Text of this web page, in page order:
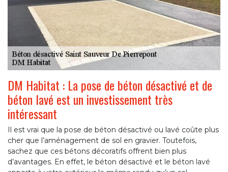
DM Habitat : La pose de béton désactivé et de
béton lavé est un investissement très
intéressant
Il est vrai que la pose de béton désactivé ou lavé coûte plus
cher que l’aménagement de sol en gravier. Toutefois,
sachez que ces bétons décoratifs offrent bien plus
d’avantages. En effet, le béton désactivé et le béton lavé